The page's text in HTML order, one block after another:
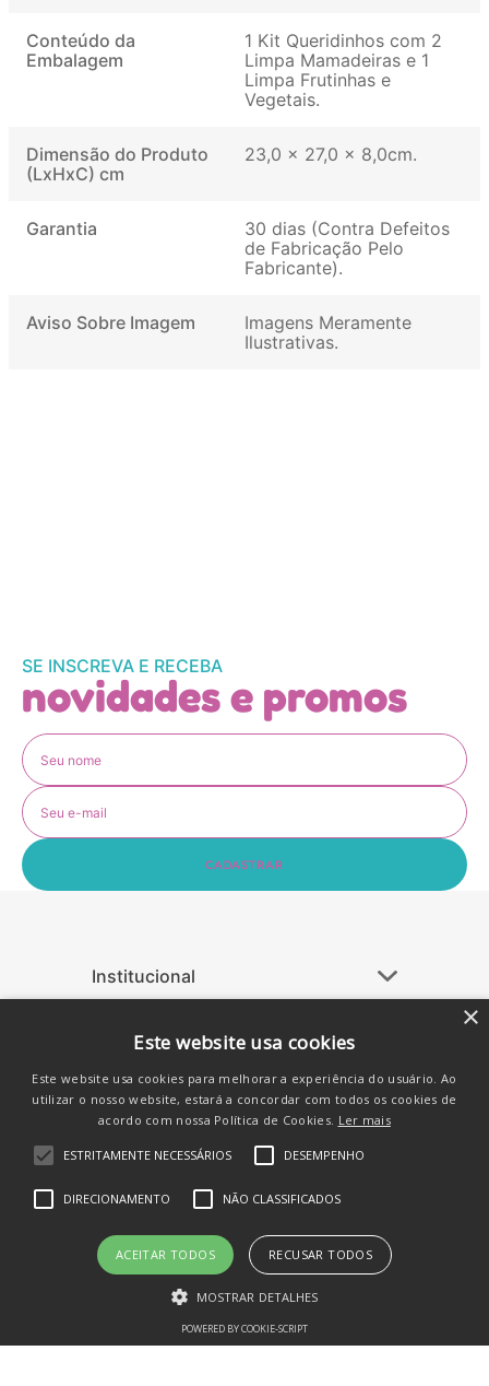
Conteúdo da
Embalagem
1 Kit Queridinhos com 2
Limpa Mamadeiras e 1
Limpa Frutinhas e
Vegetais
Dimensão do Produto
(LxHxC) cm
23,0 x 27,0 x 8,0cm
Garantia
30 dias (Contra Defeitos
de Fabricação Pelo
Fabricante)
Aviso Sobre Imagem
Imagens Meramente
Ilustrativas
SE INSCREVA E RECEBA
novidades e promos
CADASTRAR
Institucional
+
Atendimento
Siga-nos nas Redes
×
Este website usa cookies
Este website usa cookies para melhorar a experiência do usuário. Ao
utilizar o nosso website, estará a concordar com todos os cookies de
acordo com nossa Política de Cookies. Ler mais
ESTRITAMENTE NECESSÁRIOS DESEMPENHO
DIRECIONAMENTO NÃO CLASSIFICADOS
ACEITAR TODOS RECUSAR TODOS
MOSTRAR DETALHES
POWERED BY COOKIE-SCRIPT